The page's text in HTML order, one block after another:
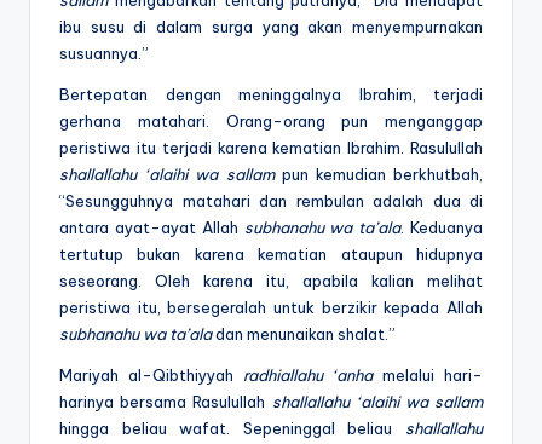
ibu susu di dalam surga yang akan menyempurnakan
susuannya.”
Bertepatan dengan meninggalnya Ibrahim, terjadi
gerhana matahari. Orang-orang pun menganggap
peristiwa itu terjadi karena kematian Ibrahim. Rasulullah
shallallahu ‘alaihi wa sallampun kemudian berkhutbah,
“Sesungguhnya matahari dan rembulan adalah dua di
antara ayat-ayat Allah subhanahu wa ta’ala. Keduanya
tertutup bukan karena kematian ataupun hidupnya
seseorang. Oleh karena itu, apabila kalian melihat
peristiwa itu, bersegeralah untuk berzikir kepada Allah
subhanahu wa ta’aladan menunaikan shalat.”
Mariyah al-Qibthiyyah radhiallahu ‘anhamelalui hari-
harinya bersama Rasulullah shallallahu ‘alaihi wa sallam
hingga beliau wafat. Sepeninggal beliau shallallahu